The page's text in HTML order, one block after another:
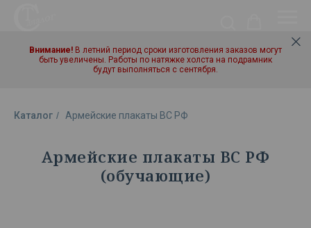
Внимание! В летний период сроки изготовления заказов могут
быть увеличены. Работы по натяжке холста на подрамник
будут выполняться с сентября.
Каталог / Армейские плакаты ВС РФ
Армейские плакаты ВС РФ
(обучающие)